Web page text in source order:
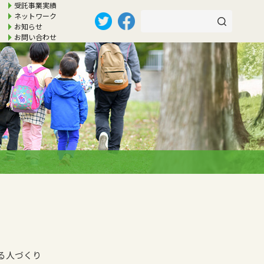
受託事業実績
ネットワーク
お知らせ
お問い合わせ
人づくり